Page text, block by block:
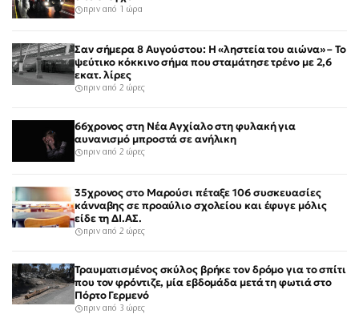
πριν από 1 ώρα
Σαν σήμερα 8 Αυγούστου: Η «ληστεία του αιώνα» – Το
ψεύτικο κόκκινο σήμα που σταμάτησε τρένο με 2,6
εκατ. λίρες
πριν από 2 ώρες
66χρονος στη Νέα Αγχίαλο στη φυλακή για
αυνανισμό μπροστά σε ανήλικη
πριν από 2 ώρες
35χρονος στο Μαρούσι πέταξε 106 συσκευασίες
κάνναβης σε προαύλιο σχολείου και έφυγε μόλις
είδε τη ΔΙ.ΑΣ.
πριν από 2 ώρες
Τραυματισμένος σκύλος βρήκε τον δρόμο για το σπίτι
που τον φρόντιζε, μία εβδομάδα μετά τη φωτιά στο
Πόρτο Γερμενό
πριν από 3 ώρες